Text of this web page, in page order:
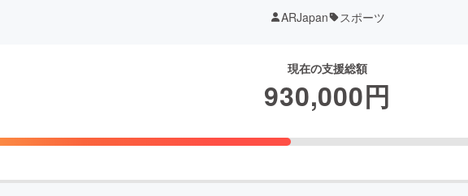
ARJapan スポーツ
現在の支援総額
930,000円